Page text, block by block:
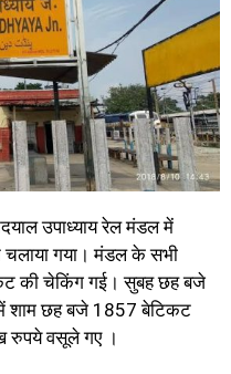
उपाध्याय रेल मंडल में
चलाया गया। मंडल के सभी
की चेकिंग गई। सुबह छह बजे
शाम छह बजे 1857 बेटिकट
रुपये वसूले गए ।